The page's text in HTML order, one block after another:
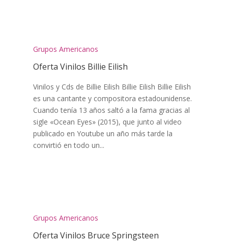
Grupos Americanos
Oferta Vinilos Billie Eilish
Vinilos y Cds de Billie Eilish Billie Eilish Billie Eilish
es una cantante y compositora estadounidense.
Cuando tenía 13 años saltó a la fama gracias al
sigle «Ocean Eyes» (2015), que junto al video
publicado en Youtube un año más tarde la
convirtió en todo un...
Grupos Americanos
Oferta Vinilos Bruce Springsteen